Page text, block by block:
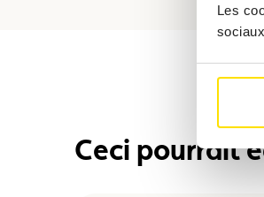
Les
Ceci pourrait